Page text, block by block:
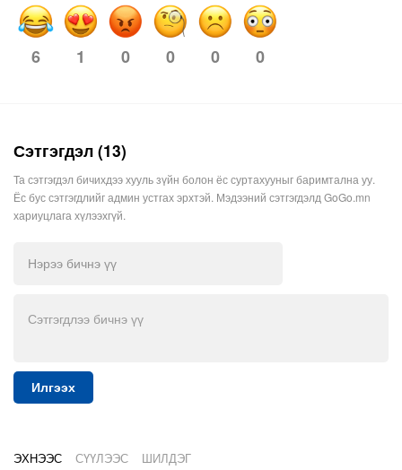
6 1 0 0 0 0
Сэтгэгдэл (13)
Та сэтгэгдэл бичихдээ хууль зүйн болон ёс суртахууныг баримтална уу.
Ёс бус сэтгэгдлийг админ устгах эрхтэй. Мэдээний сэтгэгдэлд GoGo.mn
хариуцлага хүлээхгүй.
Илгээх
ЭХНЭЭС СҮҮЛЭЭС ШИЛДЭГ